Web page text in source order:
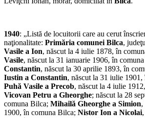
1940: „Listă de locuitorii care au cerut
naţionalitate: Primăria comunei Bilca,
Vasile a Ion, născut la 4 iulie 1878, în
Vasile, născut la 31 ianuarie 1906, în
Constantin, născut la 30 aprilie 1893, în
Iustin a Constantin, născut la 31 iulie
Puhă Vasile a Precob, născut la 4 iulie
Vicovan Petru a Gheorghe; născut la 28
comuna Bilca; Mihailă Gheorghe a Simion,
1900, în comuna Bilca; Nistor Ion a Nicolai